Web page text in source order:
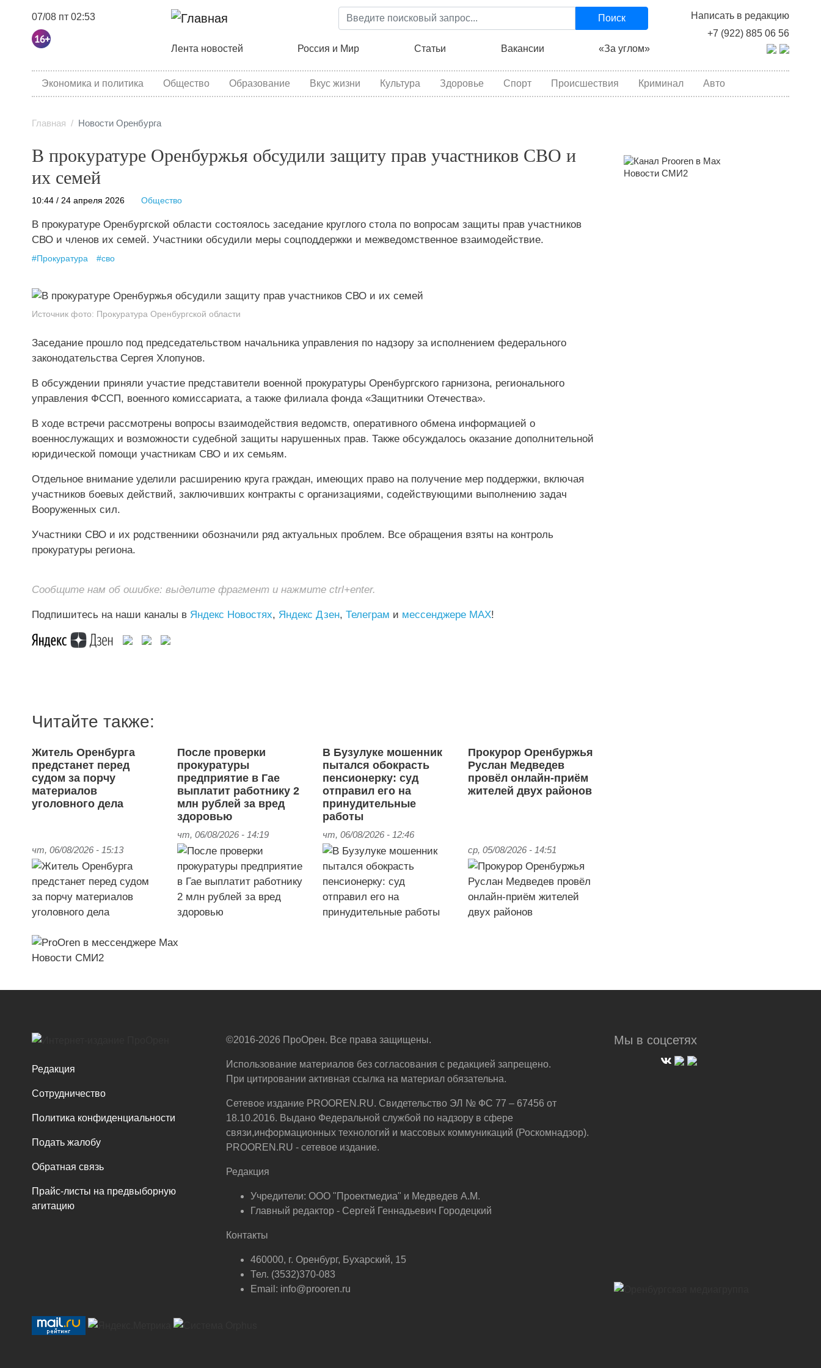
Перейти
к
содержанию
07/08 пт 02:53
Написать в редакцию
+7 (922) 885 06 56
Поиск
Основная навигация
Лента новостей Россия и Мир Статьи Вакансии «За углом»
category menu
Экономика и политика Общество Образование Вкус жизни Культура Здоровье Спорт Происшествия Криминал Авто
Главная Новости Оренбурга
В прокуратуре Оренбуржья обсудили защиту прав участников СВО и
их семей
10:44 / 24 апреля 2026 Общество
В прокуратуре Оренбургской области состоялось заседание круглого стола по вопросам защиты прав участников
СВО и членов их семей. Участники обсудили меры соцподдержки и межведомственное взаимодействие.
#Прокуратура #сво
Источник фото: Прокуратура Оренбургской области
Заседание прошло под председательством начальника управления по надзору за исполнением федерального
законодательства Сергея Хлопунов.
В обсуждении приняли участие представители военной прокуратуры Оренбургского гарнизона, регионального
управления ФССП, военного комиссариата, а также филиала фонда «Защитники Отечества».
В ходе встречи рассмотрены вопросы взаимодействия ведомств, оперативного обмена информацией о
военнослужащих и возможности судебной защиты нарушенных прав. Также обсуждалось оказание дополнительной
юридической помощи участникам СВО и их семьям.
Отдельное внимание уделили расширению круга граждан, имеющих право на получение мер поддержки, включая
участников боевых действий, заключивших контракты с организациями, содействующими выполнению задач
Вооруженных сил.
Участники СВО и их родственники обозначили ряд актуальных проблем. Все обращения взяты на контроль
прокуратуры региона.
Сообщите нам об ошибке: выделите фрагмент и нажмите ctrl+enter.
Подпишитесь на наши каналы в Яндекс Новостях, Яндекс Дзен, Телеграм и мессенджере MAX!
Читайте также:
Житель Оренбурга
предстанет перед
судом за порчу
материалов
уголовного дела
чт, 06/08/2026 - 15:13
После проверки
прокуратуры
предприятие в Гае
выплатит работнику 2
млн рублей за вред
здоровью
чт, 06/08/2026 - 14:19
В Бузулуке мошенник
пытался обокрасть
пенсионерку: суд
отправил его на
принудительные
работы
чт, 06/08/2026 - 12:46
Прокурор Оренбуржья
Руслан Медведев
провёл онлайн‑приём
жителей двух районов
ср, 05/08/2026 - 14:51
Новости СМИ2
Новости СМИ2
Редакция
Сотрудничество
Политика конфиденциальности
Подать жалобу
Обратная связь
Прайс-листы на предвыборную
агитацию
Мы в соцсетях
©2016-2026 ПроОрен. Все права защищены.
Использование материалов без согласования с редакцией запрещено.
При цитировании активная ссылка на материал обязательна.
Сетевое издание PROOREN.RU. Свидетельство ЭЛ № ФС 77 – 67456 от
18.10.2016. Выдано Федеральной службой по надзору в сфере
связи,информационных технологий и массовых коммуникаций (Роскомнадзор).
PROOREN.RU - сетевое издание.
Редакция
Учредители: ООО "Проектмедиа" и Медведев А.М.
Главный редактор - Сергей Геннадьевич Городецкий
Контакты
460000, г. Оренбург, Бухарский, 15
Тел. (3532)370-083
Email: info@prooren.ru